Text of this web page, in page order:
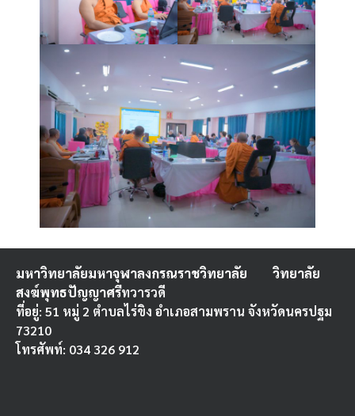
มหาวิทยาลัยมหาจุฬาลงกรณราชวิทยาลัย วิทยาลัย
สงฆ์พุทธปัญญาศรีทวารวดี
ที่อยู่: 51 หมู่ 2 ตำบลไร่ขิง อำเภอสามพราน จังหวัดนครปฐม
73210
โทรศัพท์: 034 326 912